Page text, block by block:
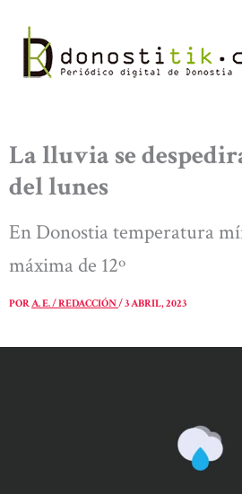
contenido
La lluvia se
del lunes
En Donostia temperatura
máxima de 12º
PORA. E. / REDACCIÓN/3 ABRIL, 2023